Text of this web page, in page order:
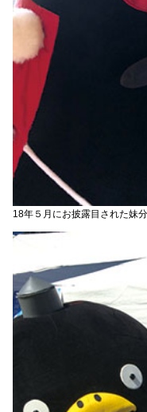
18年５月にお披露目された妹分